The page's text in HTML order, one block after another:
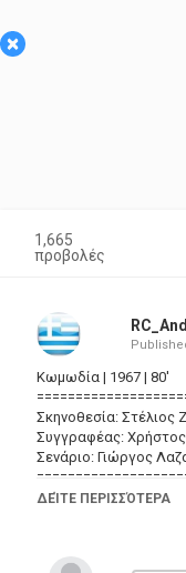
×
1,665
προβολές
Κωμωδία | 1967 | 80'
Σκηνοθεσία:
Συγγραφέας: Χρήστος
Σενάριο: Γιώργος
Ηθοποιοί:
Σωτήρης Μουστάκας,
ΔΕΊΤΕ ΠΕΡΙΣΣΌΤΕΡΑ